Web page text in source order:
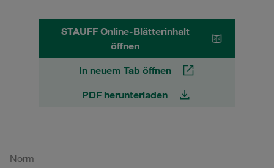
STAUFF Online-Blätterinhalt
öffnen
In neuem Tab öffnen
PDF herunterladen
Norm